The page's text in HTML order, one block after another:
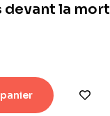
devant la mort